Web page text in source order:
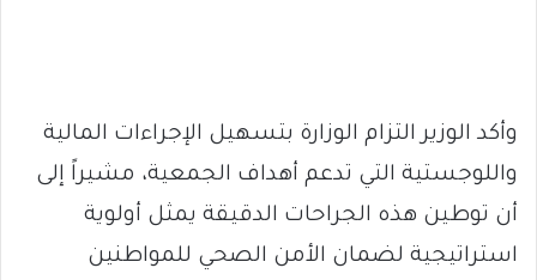
وأكد الوزير التزام الوزارة بتسهيل الإجراءات المالية
واللوجستية التي تدعم أهداف الجمعية، مشيراً إلى
أن توطين هذه الجراحات الدقيقة يمثل أولوية
استراتيجية لضمان الأمن الصحي للمواطنين